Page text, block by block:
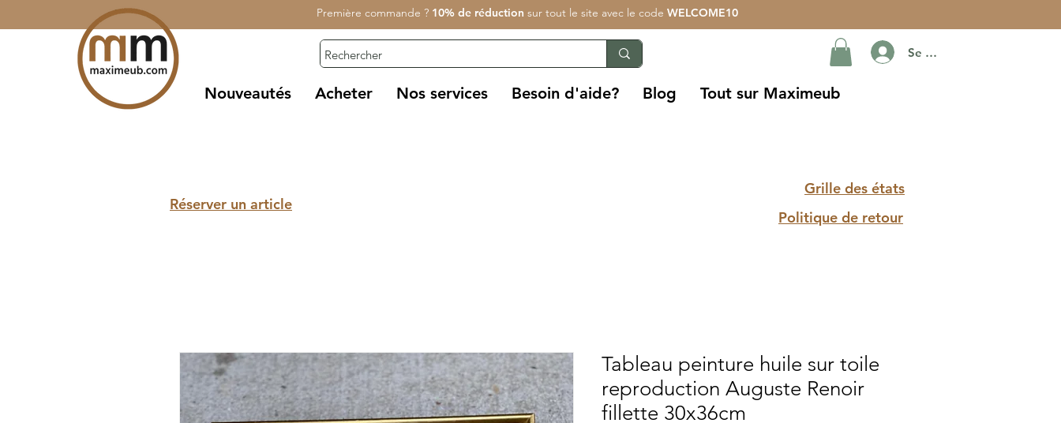
Nouveautés Acheter Nos services Besoin d'aide? Blog Tout sur Maximeub
Première commande ? 10% de réduction sur tout le site avec le code WELCOME10
Se connecter
Réserver un article
Grille des états
Politique de retour
Tableau peinture huile sur toile
reproduction Auguste Renoir
fillette 30x36cm